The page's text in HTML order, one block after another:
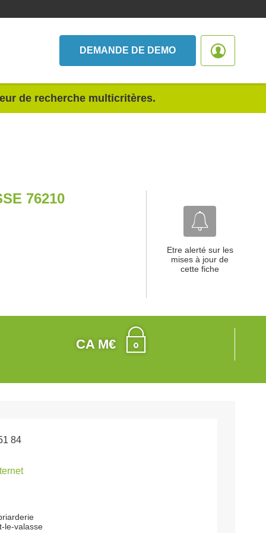
DEMANDE DE DEMO
de recherche multicritères.
76210
Etre alerté sur les
mises à jour de
cette fiche
CA M€
84
le-valasse